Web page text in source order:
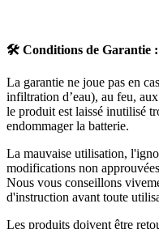
🛠️ Conditions de Garantie :
La garantie ne joue pas en
infiltration d’eau), au feu,
le produit est laissé inutilisé
endommager la batterie.
La mauvaise utilisation,
modifications non
Nous vous conseillons
d'instruction avant toute
Les produits doivent être